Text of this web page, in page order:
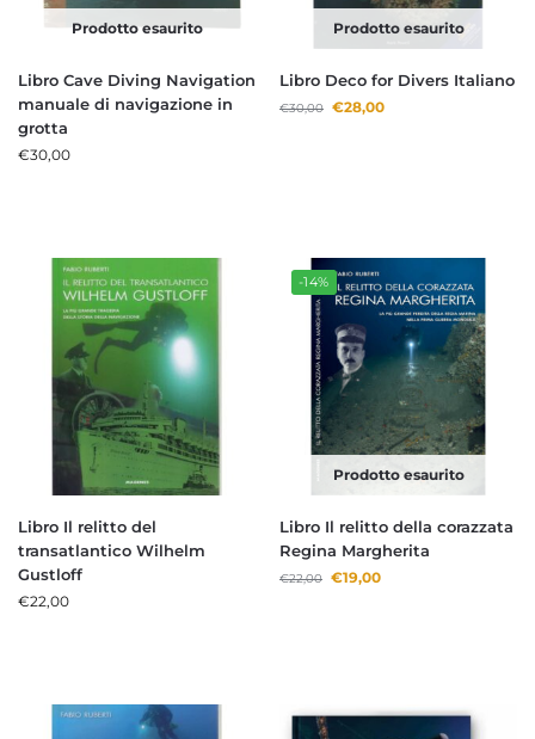
Prodotto esaurito
Libro Cave Diving Navigation
manuale di navigazione in
grotta
€30,00
Prodotto esaurito
Libro Deco for Divers Italiano
€30,00 €28,00
Libro Il relitto del
transatlantico Wilhelm
Gustloff
€22,00
-14%
Prodotto esaurito
Libro Il relitto della corazzata
Regina Margherita
€22,00 €19,00